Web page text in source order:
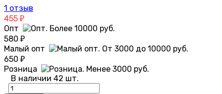
1 отзыв
455 ₽
Опт
580 ₽
Малый опт
650 ₽
Розница
В наличии 42 шт.